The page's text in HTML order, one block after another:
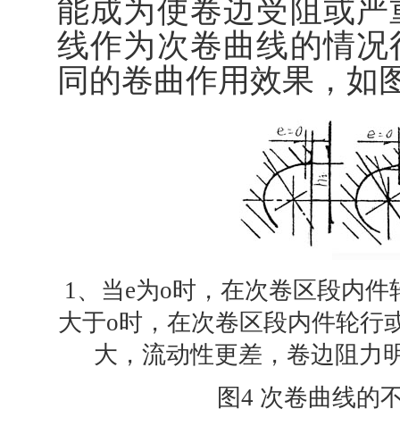
能成为使卷边受阻或
线作为次卷曲线的情
同的卷曲作用效果，如
1、当e为o时，在次卷区段内
大于o时，在次卷区段内件轮行
大，流动性更差，卷边阻力
图4 次卷曲线的